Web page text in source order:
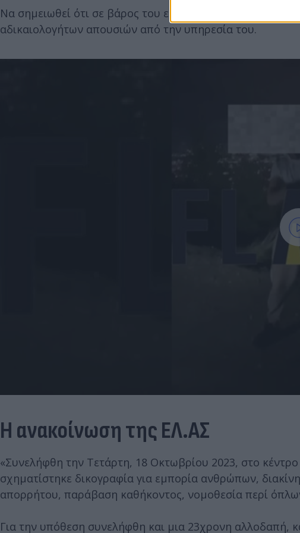
Να σημειωθεί ότι σε βάρος του εκκρεμεί πειθαρχική
αδικαιολογήτων απουσιών από την υπηρεσία του.
Η ανακοίνωση της ΕΛ.ΑΣ
«Συνελήφθη την Τετάρτη, 18 Οκτωβρίου 2023, στο
σχηματίστηκε δικογραφία για εμπορία ανθρώπων,
απορρήτου, παράβαση καθήκοντος, νομοθεσία περί
Για την υπόθεση συνελήφθη και μια 23χρονη